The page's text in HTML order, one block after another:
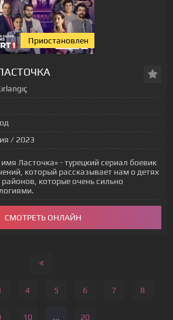
Приостановлен
/ 2023
Ласточка» - турецкий сериал боевик
который рассказывает нам о детях
которые очень сильно
СМОТРЕТЬ ОНЛАЙН
4 5 6 7 8
10 ... 20